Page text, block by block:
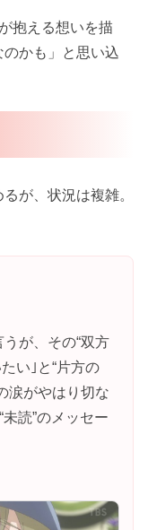
抱える想いを描
のかも」と思い込
が、状況は複雑。
が、その“双方
い｣と“片方の
涙がやはり切な
読”のメッセー